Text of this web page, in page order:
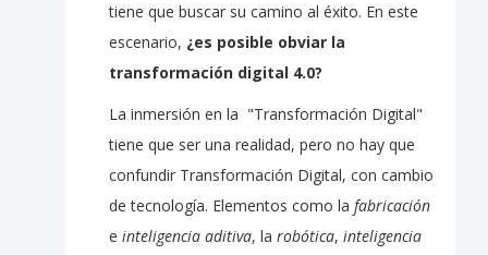
tiene que buscar su camino al éxito. En este
escenario, ¿es posible obviar la
transformación digital 4.0?
La inmersión en la "Transformación Digital"
tiene que ser una realidad, pero no hay que
confundir Transformación Digital, con cambio
de tecnología. Elementos como la fabricación
e inteligencia aditiva, la robótica, inteligencia